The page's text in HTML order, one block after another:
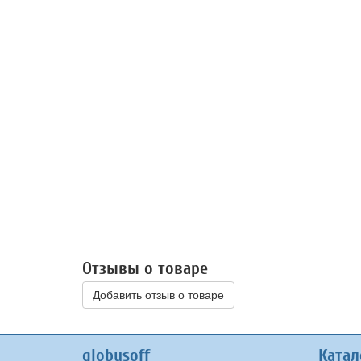
Отзывы о товаре
Добавить отзыв о товаре
globusoff